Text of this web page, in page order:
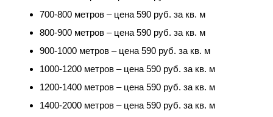
700-800 метров – цена 590 руб. за кв. м
800-900 метров – цена 590 руб. за кв. м
900-1000 метров – цена 590 руб. за кв. м
1000-1200 метров – цена 590 руб. за кв. м
1200-1400 метров – цена 590 руб. за кв. м
1400-2000 метров – цена 590 руб. за кв. м